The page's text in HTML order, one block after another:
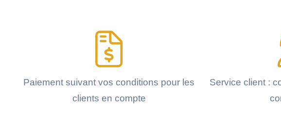
Paiement suivant vos conditions pour les
clients en compte
Service client :